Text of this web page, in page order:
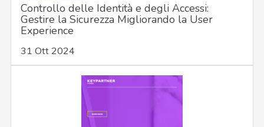
Controllo delle Identità e degli Accessi:
Gestire la Sicurezza Migliorando la User
Experience
31 Ott 2024